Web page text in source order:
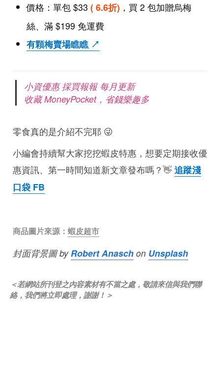
價格：單包 $33 ( 6.6折) ，買 2 包加贈烏梅
絲、滿 $199 免運費
有顆梅賣場瞧瞧 ↗
小資優惠 採買報報 每月更新
收藏 MoneyPocket，省錢樂趣多
零食真的是介紹不完耶 😜
小編會持續幫大家挖挖蝦皮特惠，想要定期接收優
惠資訊、第一時間知道新文章發布嗎？👋追蹤淺
口袋 FB
商品圖片來源： 蝦皮超市
封面背景圖 byRobert Anasch on Unsplash
＜若網站所刊登之內容素材有不當之處，敬請來信與我們聯
絡，我們將立即處理，謝謝！＞